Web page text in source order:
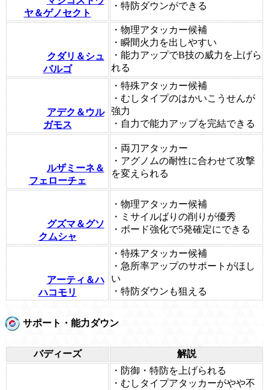
ヤ＆ゲノセクト
・特防ダウンができる
クダリ＆シュ
バルゴ
・物理アタッカー候補
・瞬間火力を出しやすい
・能力アップでB技の威力を上げら
れる
アデク＆ウル
ガモス
・特殊アタッカー候補
・むしタイプのはかいこうせんが
強力
・自力で能力アップを完結できる
ルザミーネ＆
フェローチェ
・両刀アタッカー
・アグノムの耐性に合わせて攻撃
を変えられる
グズマ＆グソ
クムシャ
・物理アタッカー候補
・ミサイルばりの削りが優秀
・ボード強化で5発確定にできる
アーティ＆ハ
ハコモリ
・特殊アタッカー候補
・急所率アップのサポートがほし
い
・特防ダウンも狙える
サポート・能力ダウン
バディーズ
解説
・防御・特防を上げられる
・むしタイプアタッカーがやや不